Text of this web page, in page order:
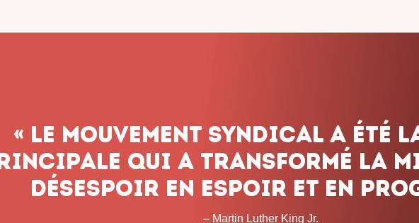
« Le syndicalisme ne renonce
n’abandonnons pas le combat,
soient les obstacles et peu